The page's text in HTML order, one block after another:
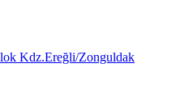
Kdz.Ereğli/Zonguldak